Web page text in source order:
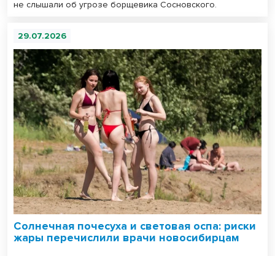
не слышали об угрозе борщевика Сосновского.
29.07.2026
Солнечная почесуха и световая оспа: риски
жары перечислили врачи новосибирцам